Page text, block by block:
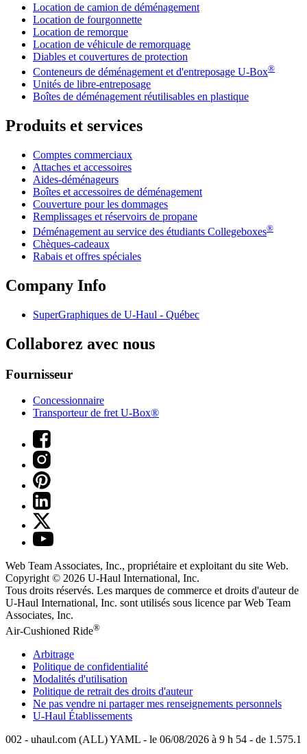
Location de camion de déménagement
Location de fourgonnette
Location de remorque
Location de véhicule de remorquage
Diables et couvertures de protection
Conteneurs de déménagement et d'entreposage U-Box®
Unités de libre-entreposage
Boîtes de déménagement réutilisables en plastique
Produits et services
Comptes commerciaux
Attaches et accessoires
Aides-déménageurs
Boîtes et accessoires de déménagement
Couverture pour les dommages
Remplissages et réservoirs de propane
Déménagement au service des étudiants Collegeboxes®
Chèques-cadeaux
Rabais et offres spéciales
Company Info
SuperGraphiques de U-Haul - Québec
Collaborez avec nous
Fournisseur
Concessionnaire
Transporteur de fret U-Box®
Web Team Associates, Inc., propriétaire et exploitant du site Web.
Copyright © 2026 U-Haul International, Inc.
Tous droits réservés. Les marques de commerce et droits d'auteur de
U-Haul International, Inc. sont utilisés sous licence par Web Team
Associates, Inc.
Air-Cushioned Ride®
Arbitrage
Politique de confidentialité
Modalités d'utilisation
Politique de retrait des droits d'auteur
Ne pas vendre ni partager mes renseignements personnels
U-Haul Établissements
002 - uhaul.com (ALL) YAML - le 06/08/2026 à 9 h 54 - de 1.575.1